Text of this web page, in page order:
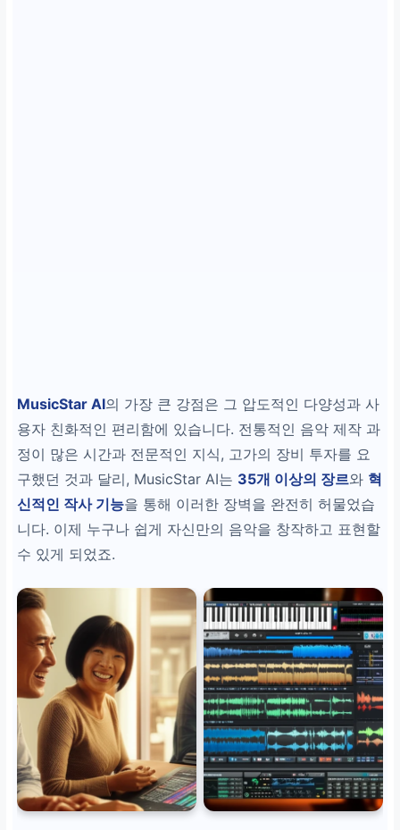
MusicStar AI의 가장 큰 강점은 그 압도적인 다양성과 사
용자 친화적인 편리함에 있습니다. 전통적인 음악 제작 과
정이 많은 시간과 전문적인 지식, 고가의 장비 투자를 요
구했던 것과 달리, MusicStar AI는 35개 이상의 장르와 혁
신적인 작사 기능을 통해 이러한 장벽을 완전히 허물었습
니다. 이제 누구나 쉽게 자신만의 음악을 창작하고 표현할
수 있게 되었죠.